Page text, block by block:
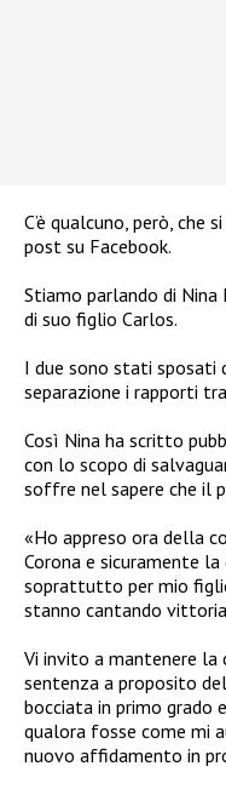
C’è qualcuno, però, che
post su Facebook.
Stiamo parlando di Nina
di suo figlio Carlos.
I due sono stati sposati
separazione i rapporti
Così Nina ha scritto
con lo scopo di
soffre nel sapere che il
«Ho appreso ora della
Corona e sicuramente
soprattutto per mio
stanno cantando
Vi invito a mantenere la
sentenza a proposito
bocciata in primo grado
qualora fosse come mi
nuovo affidamento in